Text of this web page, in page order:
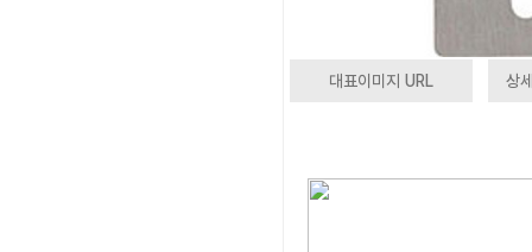
대표이미지 URL 상